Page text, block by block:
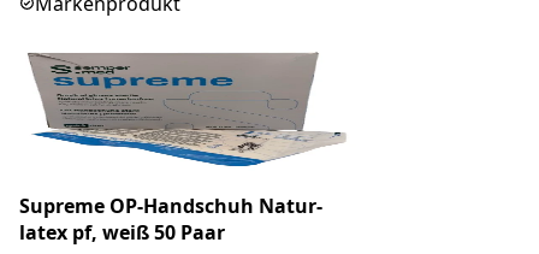
Supreme OP-Handschuh Natur-
latex pf, weiß 50 Paar